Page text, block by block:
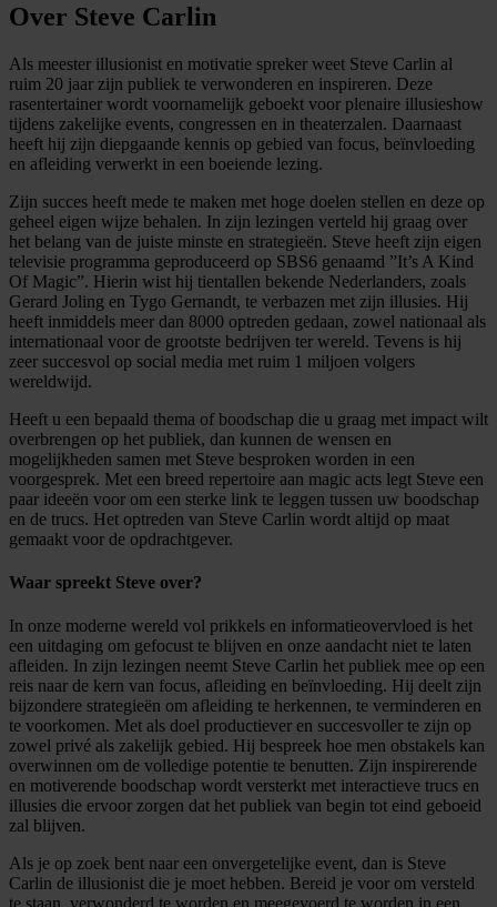
Over Steve Carlin
Als meester illusionist en motivatie spreker weet Steve Carlin al
ruim 20 jaar zijn publiek te verwonderen en inspireren. Deze
rasentertainer wordt voornamelijk geboekt voor plenaire illusieshow
tijdens zakelijke events, congressen en in theaterzalen. Daarnaast
heeft hij zijn diepgaande kennis op gebied van focus, beïnvloeding
en afleiding verwerkt in een boeiende lezing.
Zijn succes heeft mede te maken met hoge doelen stellen en deze op
geheel eigen wijze behalen. In zijn lezingen verteld hij graag over
het belang van de juiste minste en strategieën. Steve heeft zijn eigen
televisie programma geproduceerd op SBS6 genaamd ”It’s A Kind
Of Magic”. Hierin wist hij tientallen bekende Nederlanders, zoals
Gerard Joling en Tygo Gernandt, te verbazen met zijn illusies. Hij
heeft inmiddels meer dan 8000 optreden gedaan, zowel nationaal als
internationaal voor de grootste bedrijven ter wereld. Tevens is hij
zeer succesvol op social media met ruim 1 miljoen volgers
wereldwijd.
Heeft u een bepaald thema of boodschap die u graag met impact wilt
overbrengen op het publiek, dan kunnen de wensen en
mogelijkheden samen met Steve besproken worden in een
voorgesprek. Met een breed repertoire aan magic acts legt Steve een
paar ideeën voor om een sterke link te leggen tussen uw boodschap
en de trucs. Het optreden van Steve Carlin wordt altijd op maat
gemaakt voor de opdrachtgever.
Waar spreekt Steve over?
In onze moderne wereld vol prikkels en informatieovervloed is het
een uitdaging om gefocust te blijven en onze aandacht niet te laten
afleiden. In zijn lezingen neemt Steve Carlin het publiek mee op een
reis naar de kern van focus, afleiding en beïnvloeding. Hij deelt zijn
bijzondere strategieën om afleiding te herkennen, te verminderen en
te voorkomen. Met als doel productiever en succesvoller te zijn op
zowel privé als zakelijk gebied. Hij bespreek hoe men obstakels kan
overwinnen om de volledige potentie te benutten. Zijn inspirerende
en motiverende boodschap wordt versterkt met interactieve trucs en
illusies die ervoor zorgen dat het publiek van begin tot eind geboeid
zal blijven.
Als je op zoek bent naar een onvergetelijke event, dan is Steve
Carlin de illusionist die je moet hebben. Bereid je voor om versteld